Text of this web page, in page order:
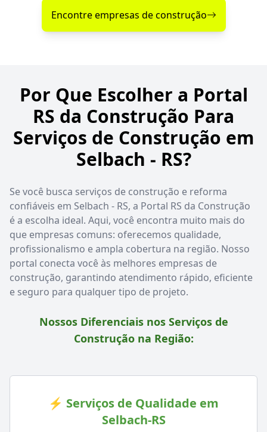
Encontre empresas de construção
Por Que Escolher a Portal
RS da Construção Para
Serviços de Construção em
Selbach - RS?
Se você busca serviços de construção e reforma
confiáveis em Selbach - RS, a Portal RS da Construção
é a escolha ideal. Aqui, você encontra muito mais do
que empresas comuns: oferecemos qualidade,
profissionalismo e ampla cobertura na região. Nosso
portal conecta você às melhores empresas de
construção, garantindo atendimento rápido, eficiente
e seguro para qualquer tipo de projeto.
Nossos Diferenciais nos Serviços de
Construção na Região:
⚡ Serviços de Qualidade em
Selbach-RS